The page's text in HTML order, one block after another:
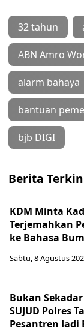
32 tahun
ABN Amro
alarm bahaya
bantuan
bjb DIGI
Berita
KDM Minta
Terjemahkan
ke Bahasa
Sabtu, 8 Agustus
Bukan
SUJUD Polres
Pesantren